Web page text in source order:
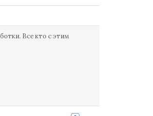
Все кто с этим